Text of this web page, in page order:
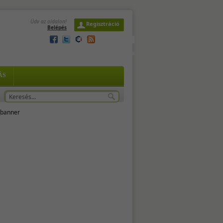
Üdv az oldalon!
Belépés
Regisztráció